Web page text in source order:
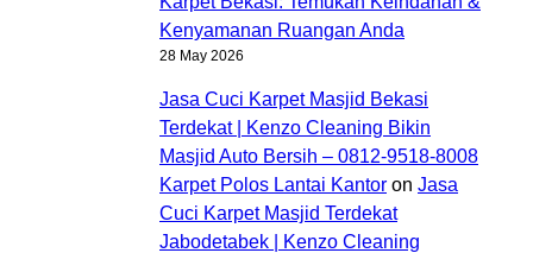
Kenyamanan Ruangan Anda
28 May 2026
Jasa Cuci Karpet Masjid Bekasi
Terdekat | Kenzo Cleaning Bikin
Masjid Auto Bersih – 0812-9518-8008
Karpet Polos Lantai Kantor on Jasa
Cuci Karpet Masjid Terdekat
Jabodetabek | Kenzo Cleaning